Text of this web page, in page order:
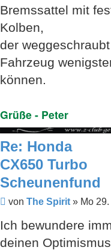
Bremssattel mit
Kolben,
der
Fahrzeug
können.
Grüße - Peter
Re: Honda
CX650 Turbo
Scheunenfund
Beitrag
von The Spirit » Mo
Ich bewundere
deinen